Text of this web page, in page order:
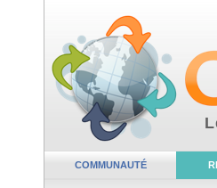
COMMUNAUTÉ